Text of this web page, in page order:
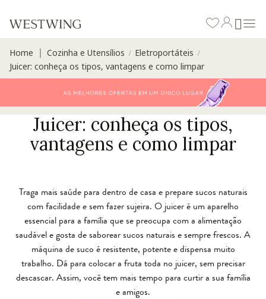
Home Cozinha e Utensílios / Eletroportáteis /
Juicer: conheça os tipos, vantagens e como limpar
Juicer: conheça os tipos,
vantagens e como limpar
Traga mais saúde para dentro de casa e prepare sucos naturais
com facilidade e sem fazer sujeira. O juicer é um aparelho
essencial para a família que se preocupa com a alimentação
saudável e gosta de saborear sucos naturais e sempre frescos. A
máquina de suco é resistente, potente e dispensa muito
trabalho. Dá para colocar a fruta toda no juicer, sem precisar
descascar. Assim, você tem mais tempo para curtir a sua família
e amigos.